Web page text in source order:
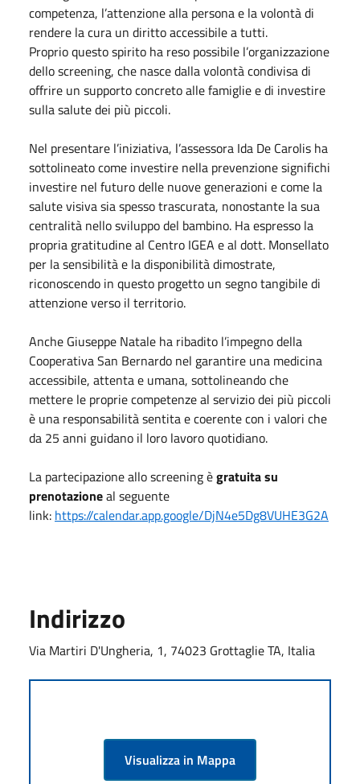
competenza, l’attenzione alla persona e la volontà di
rendere la cura un diritto accessibile a tutti.
Proprio questo spirito ha reso possibile l’organizzazione
dello screening, che nasce dalla volontà condivisa di
offrire un supporto concreto alle famiglie e di investire
sulla salute dei più piccoli.
Nel presentare l’iniziativa, l’assessora Ida De Carolis ha
sottolineato come investire nella prevenzione significhi
investire nel futuro delle nuove generazioni e come la
salute visiva sia spesso trascurata, nonostante la sua
centralità nello sviluppo del bambino. Ha espresso la
propria gratitudine al Centro IGEA e al dott. Monsellato
per la sensibilità e la disponibilità dimostrate,
riconoscendo in questo progetto un segno tangibile di
attenzione verso il territorio.
Anche Giuseppe Natale ha ribadito l’impegno della
Cooperativa San Bernardo nel garantire una medicina
accessibile, attenta e umana, sottolineando che
mettere le proprie competenze al servizio dei più piccoli
è una responsabilità sentita e coerente con i valori che
da 25 anni guidano il loro lavoro quotidiano.
La partecipazione allo screening ègratuita su
prenotazioneal seguente
link: https://calendar.app.google/DjN4e5Dg8VUHE3G2A
Indirizzo
Via Martiri D'Ungheria, 1, 74023 Grottaglie TA, Italia
Visualizza in Mappa